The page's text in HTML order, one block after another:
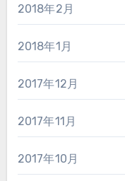
2018年2月
2018年1月
2017年12月
2017年11月
2017年10月